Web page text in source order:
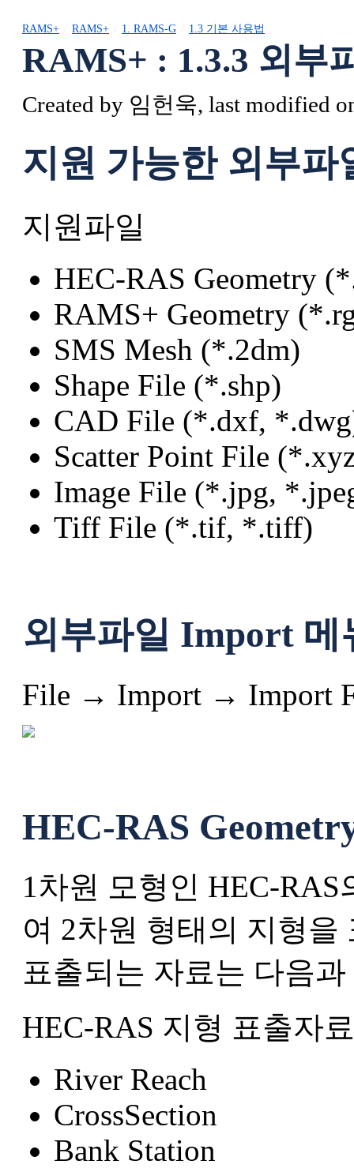
RAMS+ RAMS+ 1. RAMS-G 1.3 기본 사용법
RAMS+ : 1.3.3 외부
Created by 임헌욱, last modified
지원 가능한 외부파
지원파일
HEC-RAS Geometry
RAMS+ Geometry
SMS Mesh (*.2dm)
Shape File (*.shp)
CAD File (*.dxf,
Scatter Point File
Image File (*.jpg,
Tiff File (*.tif, *.tiff)
외부파일 Import 메
File → Import → Import
HEC-RAS
1차원 모형인 HEC-
여 2차원 형태의 지형을
표출되는 자료는 다음
HEC-RAS 지형 표출자료
River Reach
CrossSection
Bank Station